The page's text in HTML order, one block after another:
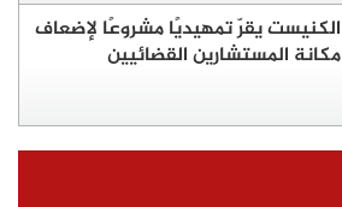
الكنيست يقرّ تمهيديًا مشروعًا لإضعاف
مكانة المستشارين القضائيين